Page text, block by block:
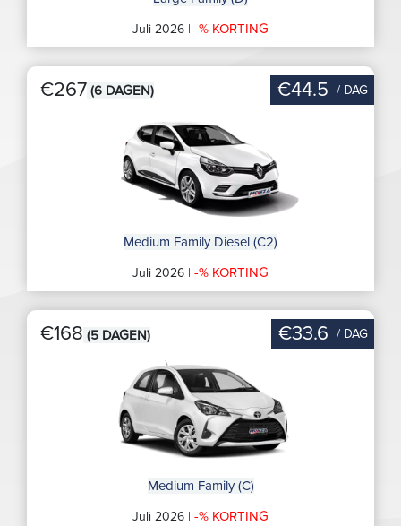
Juli 2026 | -% KORTING
€267 (6 DAGEN) €44.5 / DAG
Medium Family Diesel (C2)
Juli 2026 | -% KORTING
€168 (5 DAGEN) €33.6 / DAG
Medium Family (C)
Juli 2026 | -% KORTING